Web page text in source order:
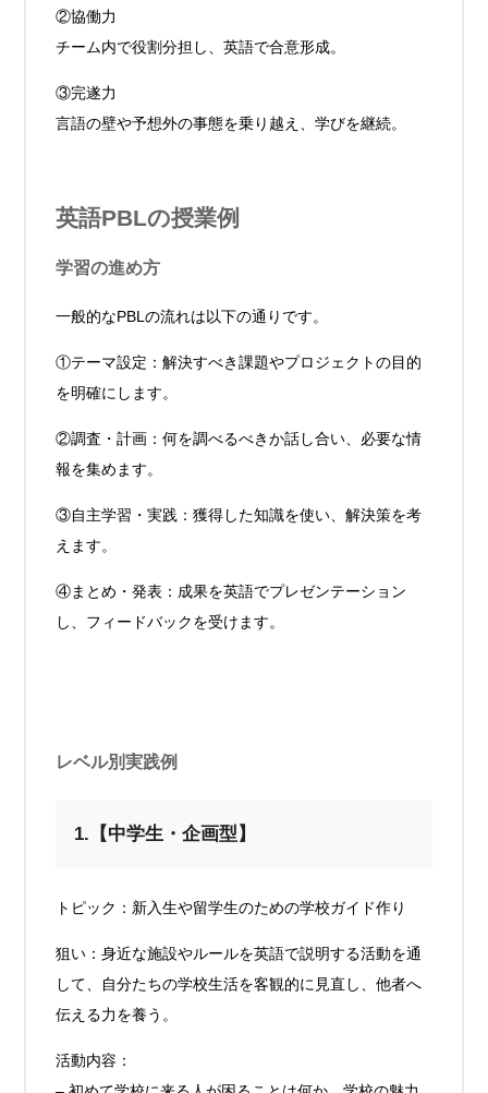
②協働力
チーム内で役割分担し、英語で合意形成。
③完遂力
言語の壁や予想外の事態を乗り越え、学びを継続。
英語PBLの授業例
学習の進め方
一般的なPBLの流れは以下の通りです。
①テーマ設定：解決すべき課題やプロジェクトの目的
を明確にします。
②調査・計画：何を調べるべきか話し合い、必要な情
報を集めます。
③自主学習・実践：獲得した知識を使い、解決策を考
えます。
④まとめ・発表：成果を英語でプレゼンテーション
し、フィードバックを受けます。
レベル別実践例
1.【中学生・企画型】
トピック：新入生や留学生のための学校ガイド作り
狙い：身近な施設やルールを英語で説明する活動を通
して、自分たちの学校生活を客観的に見直し、他者へ
伝える力を養う。
活動内容：